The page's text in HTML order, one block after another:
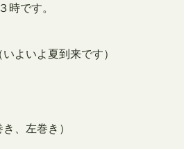
時です。
よいよ夏到来です）
、左巻き）